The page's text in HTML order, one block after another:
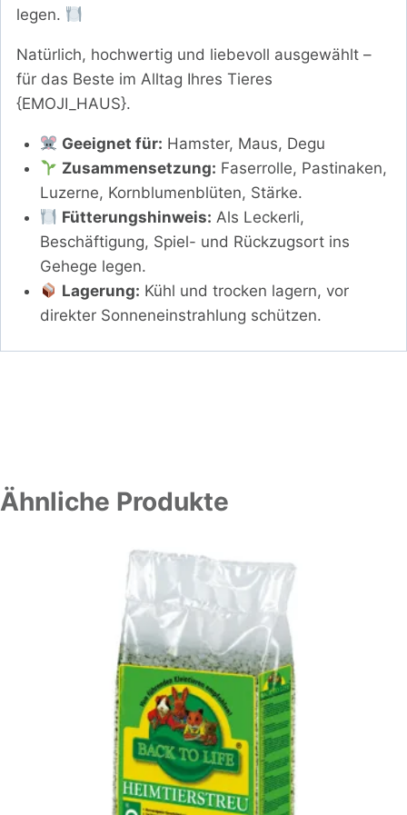
legen.
Natürlich, hochwertig und liebevoll ausgewählt –
für das Beste im Alltag Ihres Tieres
{EMOJI_HAUS}.
Geeignet für: Hamster, Maus, Degu
Zusammensetzung: Faserrolle, Pastinaken,
Luzerne, Kornblumenblüten, Stärke.
Fütterungshinweis: Als Leckerli,
Beschäftigung, Spiel- und Rückzugsort ins
Gehege legen.
Lagerung: Kühl und trocken lagern, vor
direkter Sonneneinstrahlung schützen.
Ähnliche Produkte